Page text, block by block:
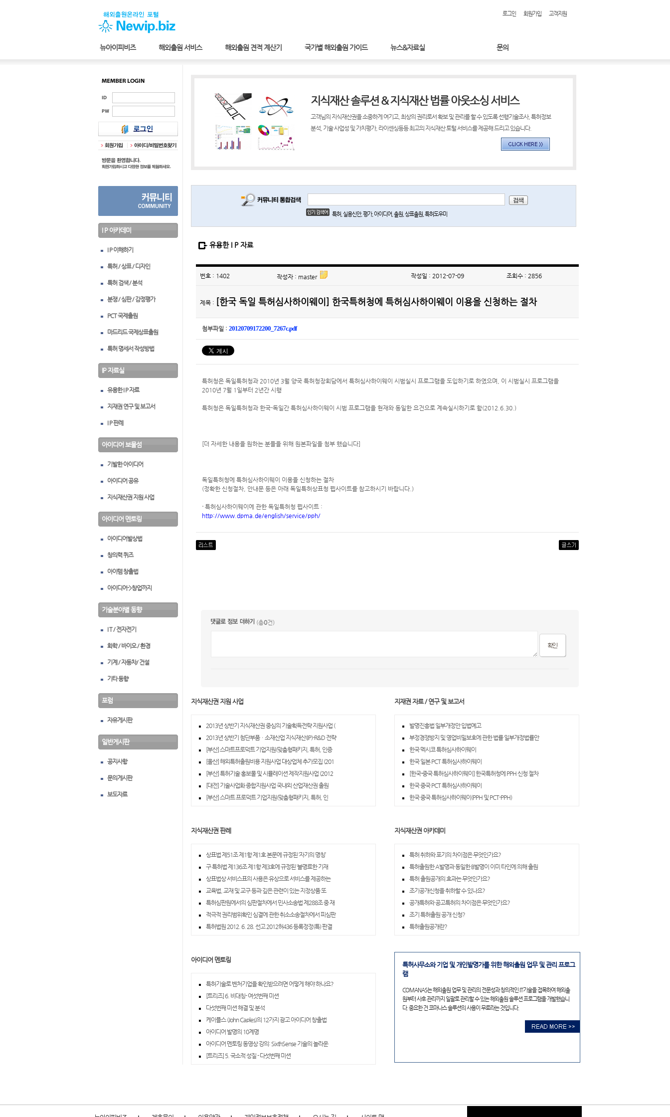
로그인 회원가입 고객지원
뉴아이피비즈 해외출원 서비스 해외출원 견적 계산기 국가별 해외출원 가이드 뉴스&자료실 문의
I P 아카데미
I P 이해하기
특허 / 상표 / 디자인
특허 검색 / 분석
분쟁 / 심판 / 감정평가
PCT 국제출원
마드리드 국제상표출원
특허 명세서 작성방법
IP 자료실
유용한 I P 자료
지재권 연구 및 보고서
I P 판례
아이디어 보물섬
기발한 아이디어
아이디어 공유
지식재산권 지원 사업
아이디어 멘토링
아이디어발상법
창의력 퀴즈
아이템 창출법
아이디어->창업까지
기술분야별 동향
I T / 전자전기
화학 / 바이오 / 환경
기계 / 자동차/ 건설
기타 동향
포럼
자유게시판
일반게시판
공지사항
문의게시판
보도자료
지식재산 솔루션 & 지식재산 법률 아웃소싱 서비스
고객님의 지식재산권을 소중하게 여기고, 최상의 권리로서 확보 및 관리를 할 수 있도록 선행기술조사, 특허정보
분석, 기술 사업성 및 가치평가, 라이센싱등등 최고의 지식재산 토털 서비스를 제공해 드리고 있습니다.
특허, 실용신안, 평가, 아이디어, 출원, 상표출원, 특허도우미
유용한 I P 자료
번호 : 1402 작성자 : master 작성일 : 2012-07-09 조회수 : 2856
제목 : [한국 독일 특허심사하이웨이] 한국특허청에 특허심사하이웨이 이용을 신청하는 절차
첨부파일 : 20120709172200_7267c.pdf
특허청은 독일특허청과 2010년 3월 양국 특허청장회담에서 특허심사하이웨이 시범실시 프로그램을 도입하기로 하였으며, 이 시범실시 프로그램을
2010년 7월 1일부터 2년간 시행
특허청은 독일특허청과 한국-독일간 특허심사하이웨이 시범 프로그램을 현재와 동일한 요건으로 계속실시하기로 함(2012.6.30.)
[더 자세한 내용을 원하는 분들을 위해 원본파일을 첨부 했습니다]
독일특허청에 특허심사하이웨이 이용을 신청하는 절차
(정확한 신청절차, 안내문 등은 아래 독일특허상표청 웹사이트를 참고하시기 바랍니다.)
· 특허심사하이웨이에 관한 독일특허청 웹사이트 :
http://www.dpma.de/english/service/pph/
(총0건)
지식재산권 지원 사업
2013년 상반기 지식재산권 중심의 기술획득전략 지원사업 (
2013년 상반기 첨단부품ㆍ소재산업 지식재산(IP)-R&D 전략
[부산] 스마트프로덕트 기업지원(맞춤형패키지, 특허, 인증
[울산] 해외특허출원비용 지원사업 대상업체 추가모집 (201
[부산] 특허기술 홍보물 및 시뮬레이션 제작지원사업 (2012
[대전] 기술사업화 종합지원사업 국내외 산업재산권 출원
[부산] 스마트 프로덕트 기업지원(맞춤형패키지, 특허, 인
지식재산권 판례
상표법 제51조 제1항 제1호 본문에 규정된 ‘자기의 명칭’
구 특허법 제136조 제1항 제3호에 규정된 ‘불명료한 기재
상표법상 서비스표의 사용은 유상으로 서비스를 제공하는
교육법, 교재 및 교구 등과 깊은 관련이 있는 지정상품 또
특허심판원에서의 심판절차에서 민사소송법 제288조 중 재
적극적 권리범위확인 심결에 관한 취소소송절차에서 피심판
특허법원 2012. 6. 28. 선고 2012허436 등록정정(특) 판결
아이디어 멘토링
특허기술로 벤처기업을 확인받으려면 어떻게 해야 하나요?
[트리즈] 6. 비대칭- 여섯번째 미션
다섯번째 미션 해결 및 분석
케이플스 (John Caples)의 12가지 광고 아이디어 창출법
아이디어 발명의 10계명
아이디어 멘토링 동영상 강의: SixthSense 기술의 놀라운
[트리즈] 5. 국소적 성질 - 다섯번째 미션
지재권 자료 / 연구 및 보고서
발명진흥법 일부개정안 입법예고
부정경쟁방지 및 영업비밀보호에 관한 법률 일부개정법률안
한국 멕시코 특허심사하이웨이
한국 일본 PCT 특허심사하이웨이
[한국-중국 특허심사하이웨이] 한국특허청에 PPH 신청 절차
한국 중국 PCT 특허심사하이웨이
한국 중국 특허심사하이웨이(PPH 및 PCT-PPH)
지식재산권 아카데미
특허 취하와 포기의 차이점은 무엇인가요?
특허출원한 A발명과 동일한 B발명이 이미 타인에 의해 출원
특허 출원공개의 효과는 무엇인가요?
조기공개신청을 취하할 수 있나요?
공개특허와 공고특허의 차이점은 무엇인가요?
조기 특허출원 공개 신청?
특허출원공개란?
특허사무소와 기업 및 개인발명가를 위한 해외출원 업무 및 관리 프로그
램
COMANAS는 해외출원 업무 및 관리의 전문성과 창의적인 IT기술을 접목하여 해외출
원부터 사후 관리까지 일괄로 관리할 수 있는 해외출원 솔루션 프로그램을 개발했습니
다. 중요한 건 코마나스 솔루션의 사용이 무료라는 것입니다.